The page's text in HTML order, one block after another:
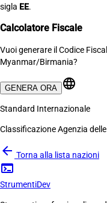
sigla EE.
Calcolatore Fiscale
Vuoi generare il Codice
Myanmar/Birmania?
GENERA ORA language
Standard Internazionale
Classificazione Agenzia
arrow_back Torna alla lista nazioni
terminal
StrumentiDev